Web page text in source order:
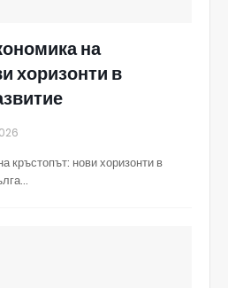
на
хоризонти в
кръстопът: нови хоризонти в